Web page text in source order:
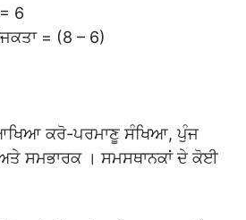
6
= (8 – 6)
ਕਰੋ-ਪਰਮਾਣੂ ਸੰਖਿਆ, ਪੁੰਜ
ਸਮਭਾਰਕ । ਸਮਸਥਾਨਕਾਂ ਦੇ ਕੋਈ